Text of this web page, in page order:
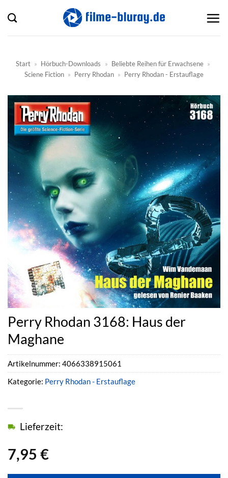
Inhalt
springen
Start » Hörbuch-Downloads » Beliebte Reihen für Erwachsene »
Sciene Fiction » Perry Rhodan » Perry Rhodan - Erstauflage
Perry Rhodan 3168: Haus der
Maghane
7,95 €
Lieferzeit:
Artikelnummer: 4066338915061
Kategorie: Perry Rhodan - Erstauflage